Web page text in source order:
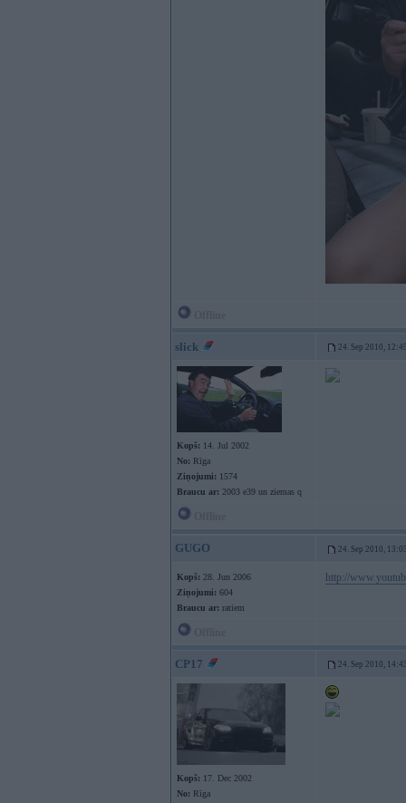
slick 24. Sep 2010,
Kopš: 14. Jul 2002
No: Rīga
Ziņojumi: 1574
Braucu ar: 2003 e39 un ziemas q
GUGO 24. Sep 2010,
Kopš: 28. Jun 2006
Ziņojumi: 604
Braucu ar: ratiem
http://
CP17 24. Sep 2010,
Kopš: 17. Dec 2002
No: Rīga